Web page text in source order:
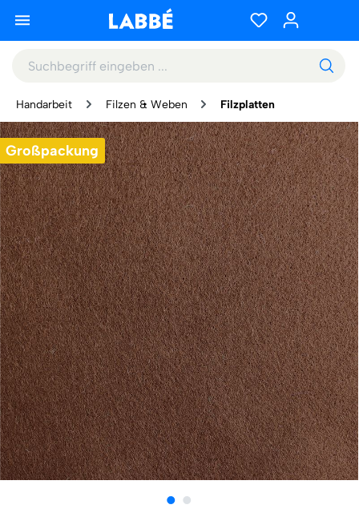
Handarbeit Filzen & Weben Filzplatten
Großpackung